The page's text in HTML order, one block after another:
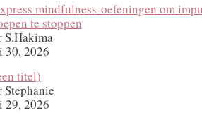
mindfulness-oefeningen om
te stoppen
S.Hakima
30, 2026
titel)Bericht
12140
Stephanie
29, 2026